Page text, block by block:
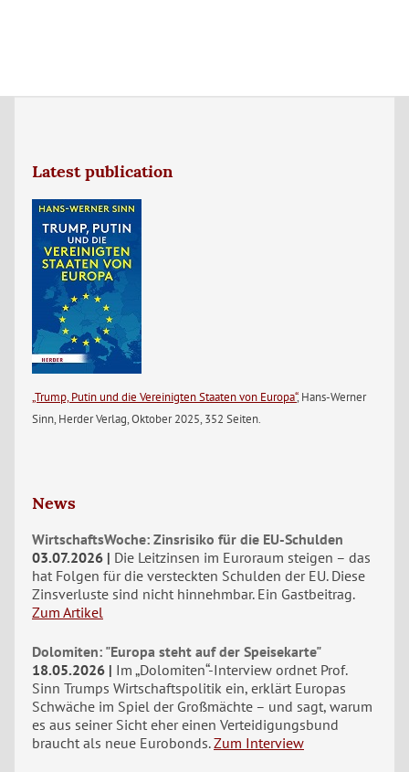
Latest publication
„Trump, Putin und die Vereinigten Staaten von Europa“, Hans-Werner
Sinn, Herder Verlag, Oktober 2025, 352 Seiten.
News
WirtschaftsWoche: Zinsrisiko für die EU-Schulden
03.07.2026
Die Leitzinsen im Euroraum steigen – das
hat Folgen für die versteckten Schulden der EU. Diese
Zinsverluste sind nicht hinnehmbar. Ein Gastbeitrag.
Zum Artikel
Dolomiten: "Europa steht auf der Speisekarte"
18.05.2026
Im „Dolomiten“-Interview ordnet Prof.
Sinn Trumps Wirtschaftspolitik ein, erklärt Europas
Schwäche im Spiel der Großmächte – und sagt, warum
es aus seiner Sicht eher einen Verteidigungsbund
braucht als neue Eurobonds. Zum Interview